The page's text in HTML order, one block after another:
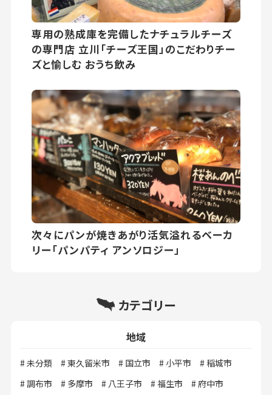
専用の熟成庫を完備したナチュラルチーズ
の専門店 立川「チーズ王国」のこだわりチー
ズと愉しむ おうち飲み
次々にパンが焼きあがり活気溢れるベーカ
リー「パンパティ アンソロジー」
カテゴリー
地域
未分類 東久留米市 国立市 小平市
稲城市
調布市
多摩市 八王子市 福生市
府中市